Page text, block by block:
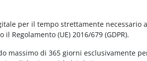
per il tempo strettamente
Regolamento (UE) 2016/679 (GDPR).
massimo di 365 giorni esclusivamente